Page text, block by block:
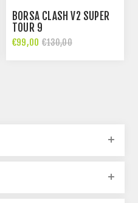
BORSA CLASH V2 SUPER
TOUR 9
€99,00 €130,00